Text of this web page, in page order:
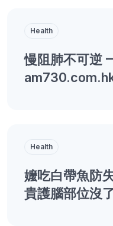
Health
慢阻肺不可逆
Health
嬤吃白帶魚防
貴護腦部位沒